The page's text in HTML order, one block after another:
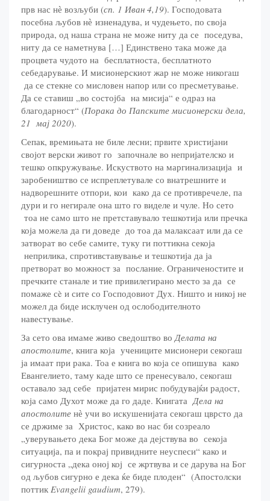
прв нас нѐ возљуби (сп. 1 Иван 4,19). Господовата
посебна љубов нѐ изненадува, и чудењето, по своја
природа, од наша страна не може ниту да се поседува,
ниту да се наметнува […] Единствено така може да
процвета чудото на бесплатноста, бесплатното
себедарување. И мисионерскиот жар не може никогаш
да се стекне со мисловен напор или со пресметување.
Да се ставиш „во состојба на мисија“ е одраз на
благодарност“ (Порака до Папските мисионерски дела,
21 мај 2020).
Сепак, времињата не биле лесни; првите христијани
својот верски живот го започнале во непријателско и
тешко опкружување. Искуството на маргинализација и
заробеништво се испреплетувале со внатрешните и
надворешните отпори, кои како да се противречеле, па
дури и го негирале она што го виделе и чуле. Но сето
тоа не само што не претставувало тешкотија или пречка
која можела да ги доведе до тоа да малаксаат или да се
затворат во себе самите, туку ги поттикна секоја
неприлика, спротивставување и тешкотија да ја
претворат во можност за послание. Ограниченостите и
пречките станале и тие привилегирано место за да се
помаже сè и сите со Господовиот Дух. Ништо и никој не
можел да биде исклучен од ослободителното
навестување.
За сето ова имаме живо сведоштво воДелата на
апостолите, книга која учениците мисионери секогаш
ја имаат при рака. Тоа е книга во која се опишува како
Евангелието, таму каде што се пренесувало, секогаш
оставало зад себе пријатен мирис побудувајќи радост,
која само Духот може да го даде. КнигатаДела на
апостолите нѐ учи во искушенијата секогаш цврсто да
се држиме за Христос, како во нас би созреало
„уверувањето дека Бог може да дејствува во секоја
ситуација, па и покрај привидните неуспеси“ како и
сигурноста „дека оној кој се жртвува и се дарува на Бог
од љубов сигурно е дека ќе биде плоден“ (Апостолски
поттик Evangelii gaudium, 279).